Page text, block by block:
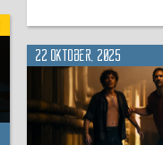
22 oktober, 2025